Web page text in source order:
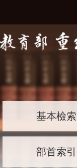
基本檢索
部首索引